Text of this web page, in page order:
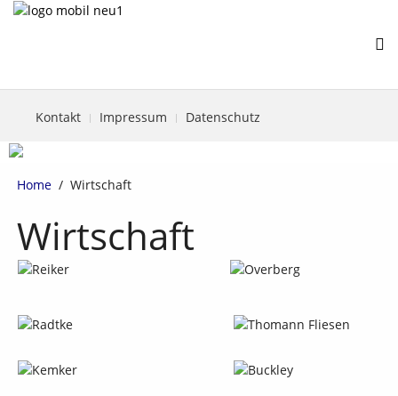
Kontakt Impressum Datenschutz
Home Wirtschaft
Wirtschaft